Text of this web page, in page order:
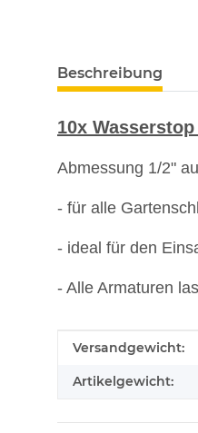
Beschreibung
10x
Abmessung 1/2"
- für alle
- ideal für den
- Alle Armaturen
Produkteigenschaft
Wert
Versandgewicht:
Artikelgewicht: